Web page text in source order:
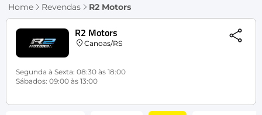
Home Revendas R2 Motors
R2 Motors
Canoas/RS
Segunda à Sexta: 08:30 às 18:00
Sábados: 09:00 às 13:00